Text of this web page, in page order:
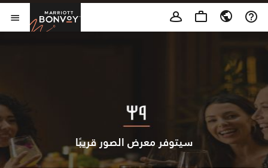
Skip to Content
سيتوفر معرض الصور قريبًا